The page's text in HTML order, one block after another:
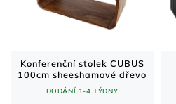
Konferenční stolek CUBUS
100cm sheeshamové dřevo
DODÁNÍ 1-4 TÝDNY